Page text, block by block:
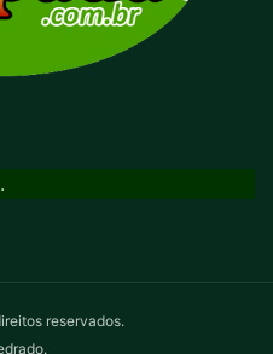
.
reservados.